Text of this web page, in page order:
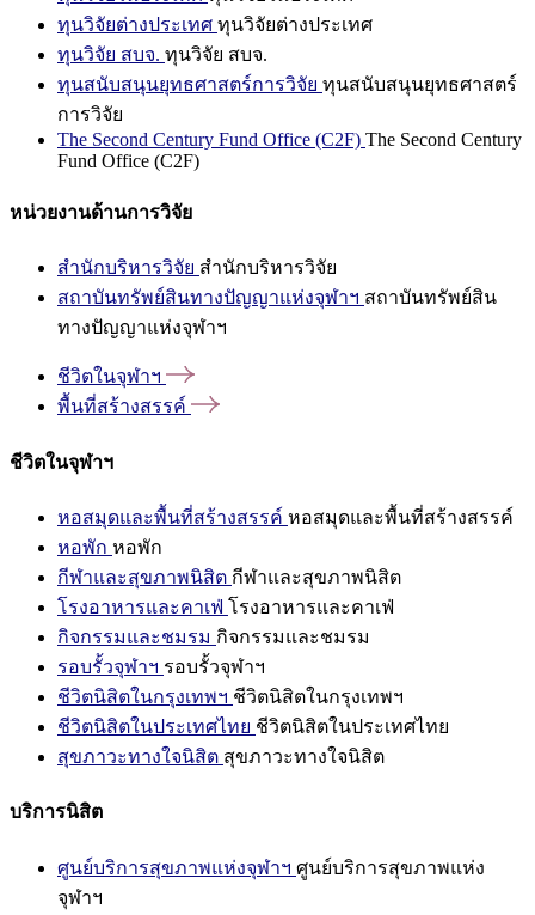
ทุนวิจัยต่างประเทศ ทุนวิจัยต่างประเทศ
ทุนวิจัย สบจ. ทุนวิจัย สบจ.
ทุนสนับสนุนยุทธศาสตร์การวิจัย ทุนสนับสนุนยุทธศาสตร์
การวิจัย
The Second Century Fund Office (C2F) The Second Century
Fund Office (C2F)
หน่วยงานด้านการวิจัย
สำนักบริหารวิจัย สำนักบริหารวิจัย
สถาบันทรัพย์สินทางปัญญาแห่งจุฬาฯ สถาบันทรัพย์สิน
ทางปัญญาแห่งจุฬาฯ
ชีวิตในจุฬาฯ
พื้นที่สร้างสรรค์
ชีวิตในจุฬาฯ
หอสมุดและพื้นที่สร้างสรรค์ หอสมุดและพื้นที่สร้างสรรค์
หอพัก หอพัก
กีฬาและสุขภาพนิสิต กีฬาและสุขภาพนิสิต
โรงอาหารและคาเฟ่ โรงอาหารและคาเฟ่
กิจกรรมและชมรม กิจกรรมและชมรม
รอบรั้วจุฬาฯ รอบรั้วจุฬาฯ
ชีวิตนิสิตในกรุงเทพฯ ชีวิตนิสิตในกรุงเทพฯ
ชีวิตนิสิตในประเทศไทย ชีวิตนิสิตในประเทศไทย
สุขภาวะทางใจนิสิต สุขภาวะทางใจนิสิต
บริการนิสิต
ศูนย์บริการสุขภาพแห่งจุฬาฯ ศูนย์บริการสุขภาพแห่ง
จุฬาฯ